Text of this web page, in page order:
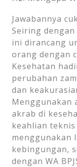
Jawabannya
Seiring
ini dirancang
orang dengan
Kesehatan
perubahan
dan
Menggunakan
akrab di
keahlian
menggunakan
kebingungan,
dengan WA